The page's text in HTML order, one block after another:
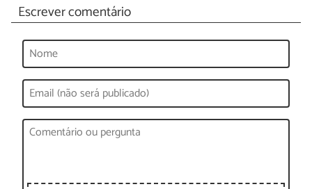
Escrever comentário